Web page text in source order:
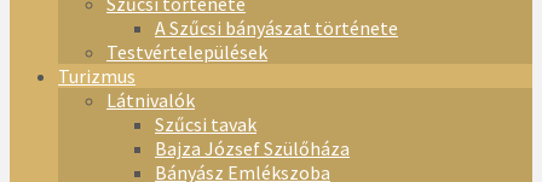
A Szűcsi bányászat története
Testvértelepülések
Turizmus
Látnivalók
Szűcsi tavak
Bajza József Szülőháza
Bányász Emlékszoba